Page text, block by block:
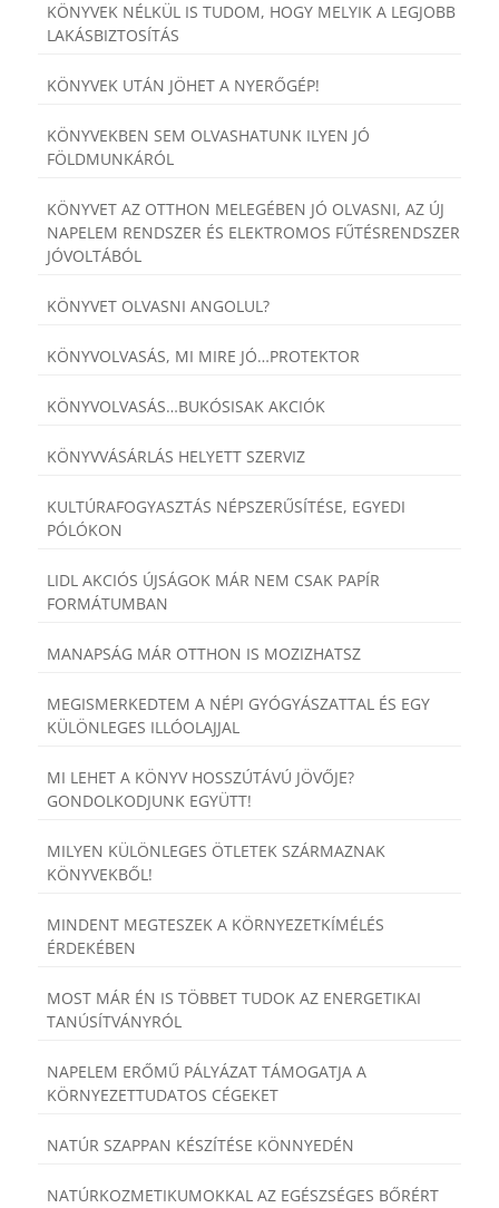
KÖNYVEK NÉLKÜL IS TUDOM, HOGY MELYIK A LEGJOBB
LAKÁSBIZTOSÍTÁS
KÖNYVEK UTÁN JÖHET A NYERŐGÉP!
KÖNYVEKBEN SEM OLVASHATUNK ILYEN JÓ
FÖLDMUNKÁRÓL
KÖNYVET AZ OTTHON MELEGÉBEN JÓ OLVASNI, AZ ÚJ
NAPELEM RENDSZER ÉS ELEKTROMOS FŰTÉSRENDSZER
JÓVOLTÁBÓL
KÖNYVET OLVASNI ANGOLUL?
KÖNYVOLVASÁS, MI MIRE JÓ…PROTEKTOR
KÖNYVOLVASÁS…BUKÓSISAK AKCIÓK
KÖNYVVÁSÁRLÁS HELYETT SZERVIZ
KULTÚRAFOGYASZTÁS NÉPSZERŰSÍTÉSE, EGYEDI
PÓLÓKON
LIDL AKCIÓS ÚJSÁGOK MÁR NEM CSAK PAPÍR
FORMÁTUMBAN
MANAPSÁG MÁR OTTHON IS MOZIZHATSZ
MEGISMERKEDTEM A NÉPI GYÓGYÁSZATTAL ÉS EGY
KÜLÖNLEGES ILLÓOLAJJAL
MI LEHET A KÖNYV HOSSZÚTÁVÚ JÖVŐJE?
GONDOLKODJUNK EGYÜTT!
MILYEN KÜLÖNLEGES ÖTLETEK SZÁRMAZNAK
KÖNYVEKBŐL!
MINDENT MEGTESZEK A KÖRNYEZETKÍMÉLÉS
ÉRDEKÉBEN
MOST MÁR ÉN IS TÖBBET TUDOK AZ ENERGETIKAI
TANÚSÍTVÁNYRÓL
NAPELEM ERŐMŰ PÁLYÁZAT TÁMOGATJA A
KÖRNYEZETTUDATOS CÉGEKET
NATÚR SZAPPAN KÉSZÍTÉSE KÖNNYEDÉN
NATÚRKOZMETIKUMOKKAL AZ EGÉSZSÉGES BŐRÉRT